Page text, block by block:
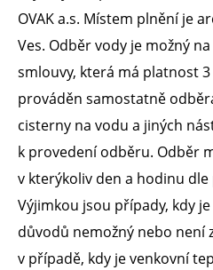
OVAK a.s. Místem plnění je
Ves. Odběr vody je možný
smlouvy, která má platnost
prováděn samostatně
cisterny na vodu a jiných
k provedení odběru. Odběr
v kterýkoliv den a hodinu
Výjimkou jsou případy, kdy
důvodů nemožný nebo není
v případě, kdy je venkovní